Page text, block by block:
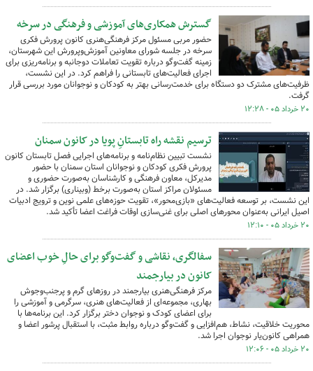
گسترش همکاری‌های آموزشی و فرهنگی در سرخه
حضور مربی مسئول مرکز فرهنگی‌هنری کانون پرورش فکری
سرخه در جلسه شورای معاونین آموزش‌وپرورش این شهرستان،
زمینه گفت‌وگو درباره تقویت تعاملات دوجانبه و برنامه‌ریزی برای
اجرای فعالیت‌های تابستانی را فراهم کرد. در این نشست،
ظرفیت‌های مشترک دو دستگاه برای خدمت‌رسانی بهتر به کودکان و نوجوانان مورد بررسی قرار
گرفت.
۲۰ خرداد ۰۵ - ۱۲:۲۸
ترسیم نقشه راه تابستانِ پویا در کانون سمنان
نشست تبیین نظام‌نامه و برنامه‌های اجرایی فصل تابستان کانون
پرورش فکری کودکان و نوجوانان استان سمنان با حضور
مدیرکل، معاون فرهنگی و کارشناسان به‌صورت حضوری و
مسئولان مراکز استان به‌صورت برخط (وبیناری) برگزار شد. در
این نشست، بر توسعه فعالیت‌های «بازی‌محور»، تقویت حوزه‌های علمی نوین و ترویج ادبیات
اصیل ایرانی به‌عنوان محورهای اصلی برای غنی‌سازی اوقات فراغت اعضا تأکید شد.
۲۰ خرداد ۰۵ - ۱۲:۱۰
سفالگری، نقاشی و گفت‌وگو برای حالِ خوب اعضای
کانون در بیارجمند
مرکز فرهنگی‌هنری بیارجمند در روزهای گرم و پرجنب‌وجوش
بهاری، مجموعه‌ای از فعالیت‌های هنری، سرگرمی و آموزشی را
برای اعضای کودک و نوجوان دختر برگزار کرد. این برنامه‌ها با
محوریت خلاقیت، نشاط، هم‌افزایی و گفت‌وگو درباره روابط مثبت، با استقبال پرشور اعضا و
همراهی کانون‌یار نوجوان اجرا شد.
۲۰ خرداد ۰۵ - ۱۲:۰۶